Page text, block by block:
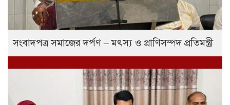
সংবাদপত্র সমাজের দর্পণ – মৎস্য ও প্রাণিসম্পদ প্রতিমন্ত্রী